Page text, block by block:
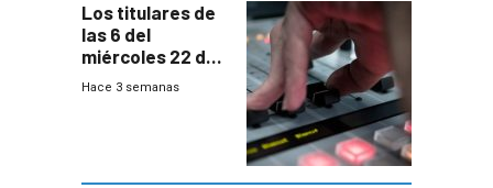
Los titulares de
las 6 del
miércoles 22 de
julio de 2026
Hace 3 semanas